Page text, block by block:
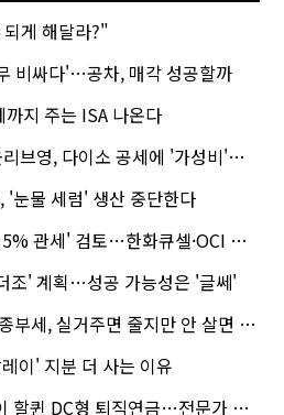
게 해달라?"
비싸다'…공차, 매각 성공할까
지 주는 ISA 나온다
, 다이소 공세에 '가성비'로 맞불
'눈물 세럼' 생산 중단한다
세' 검토…한화큐셀·OCI 영향은?
조' 계획…성공 가능성은 '글쎄'
, 실거주면 줄지만 안 살면 2.5배
이' 지분 더 사는 이유
퀸 DC형 퇴직연금…전문가 조언은